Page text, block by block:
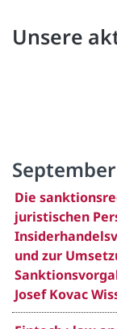
Unsere
Die
juristischen
und zur
Josef Kovac